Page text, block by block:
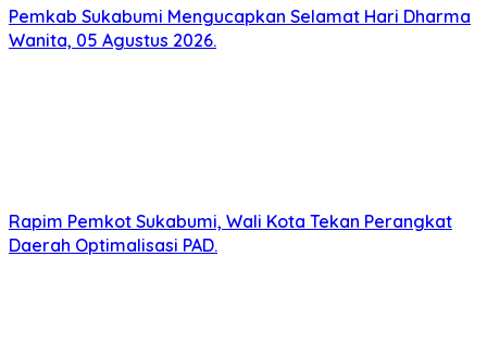
Pemkab Sukabumi Mengucapkan Selamat Hari Dharma
Wanita, 05 Agustus 2026.
Rapim Pemkot Sukabumi, Wali Kota Tekan Perangkat
Daerah Optimalisasi PAD.